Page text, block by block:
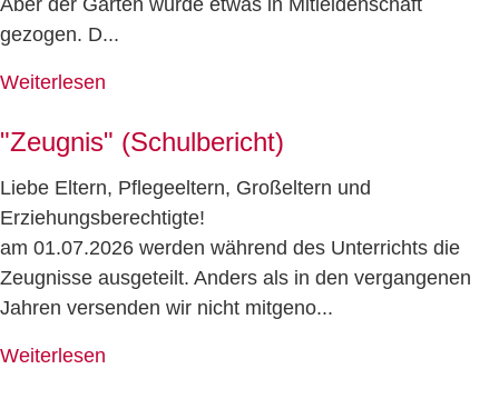
Aber der Garten wurde etwas in Mitleidenschaft
gezogen. D...
Weiterlesen
"Zeugnis" (Schulbericht)
Liebe Eltern, Pflegeeltern, Großeltern und
Erziehungsberechtigte!
am 01.07.2026 werden während des Unterrichts die
Zeugnisse ausgeteilt. Anders als in den vergangenen
Jahren versenden wir nicht mitgeno...
Weiterlesen